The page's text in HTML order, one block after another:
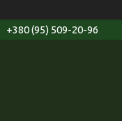
+380 (95) 509-20-96